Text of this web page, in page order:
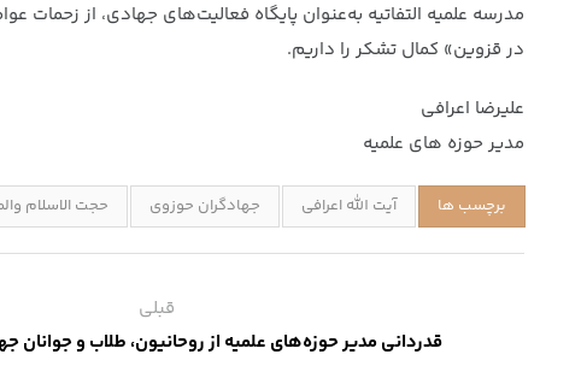
مدرسه علمیه التفاتیه به‌عنوان پایگاه فعالیت‌های جهادی، از
در قزوین» کمال تشکر را داریم.
علیرضا اعرافی
مدیر حوزه های علمیه
برچسب ها آیت الله اعرافی جهادگران حوزوی حجت الاسلام
قبلی
قدردانی مدیر حوزه‌های علمیه از روحانیون، طلاب و